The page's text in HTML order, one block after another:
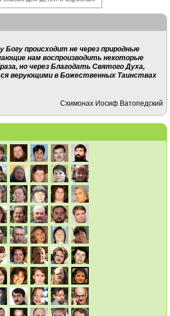
Бо­гу происходит не через при­родные
нам воспроизводить некоторые
но через Благодать Святого Духа,
верующими в Божест­венных Таинствах
Схимонах Иосиф Ватопедский